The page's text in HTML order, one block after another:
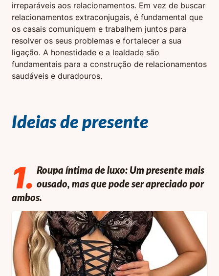
irreparáveis aos relacionamentos. Em vez de buscar
relacionamentos extraconjugais, é fundamental que
os casais comuniquem e trabalhem juntos para
resolver os seus problemas e fortalecer a sua
ligação. A honestidade e a lealdade são
fundamentais para a construção de relacionamentos
saudáveis e duradouros.
Ideias de presente
1. Roupa íntima de luxo: Um presente mais
ousado, mas que pode ser apreciado por
ambos.